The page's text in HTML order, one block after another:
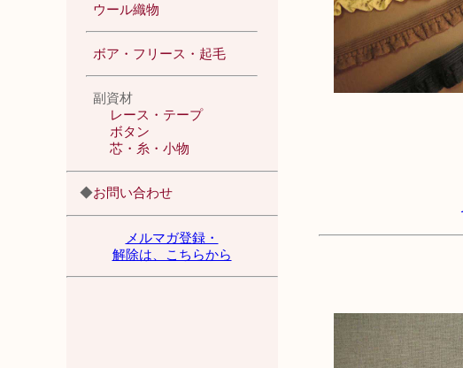
ウール織物
ボア・フリース・起毛
副資材
レース・テープ
ボタン
芯・糸・小物
◆お問い合わせ
メルマガ登録・
解除は、こちらから